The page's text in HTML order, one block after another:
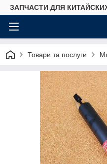
ЗАПЧАСТИ ДЛЯ
Товари та послуги